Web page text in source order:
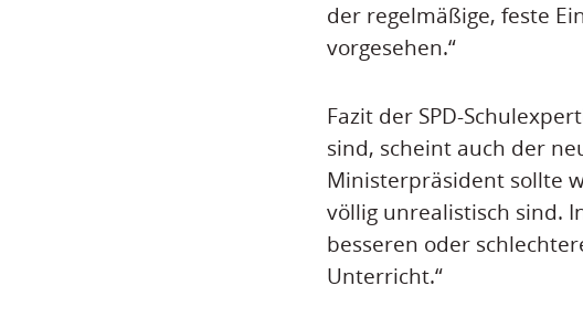
der regelmäßige, feste
vorgesehen.“
Fazit der SPD-
sind, scheint auch der
Ministerpräsident sollte
völlig unrealistisch sind.
besseren oder
Unterricht.“